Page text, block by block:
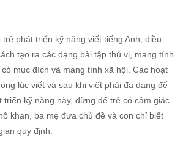
phát triển kỹ năng viết tiếng Anh, điều
tạo ra các dạng bài tập thú vị, mang tính
mục đích và mang tính xã hội. Các hoạt
lúc viết và sau khi viết phải đa dạng để
triển kỹ năng này, đừng để trẻ có cảm giác
khan, ba mẹ đưa chủ đề và con chỉ biết
quy định.